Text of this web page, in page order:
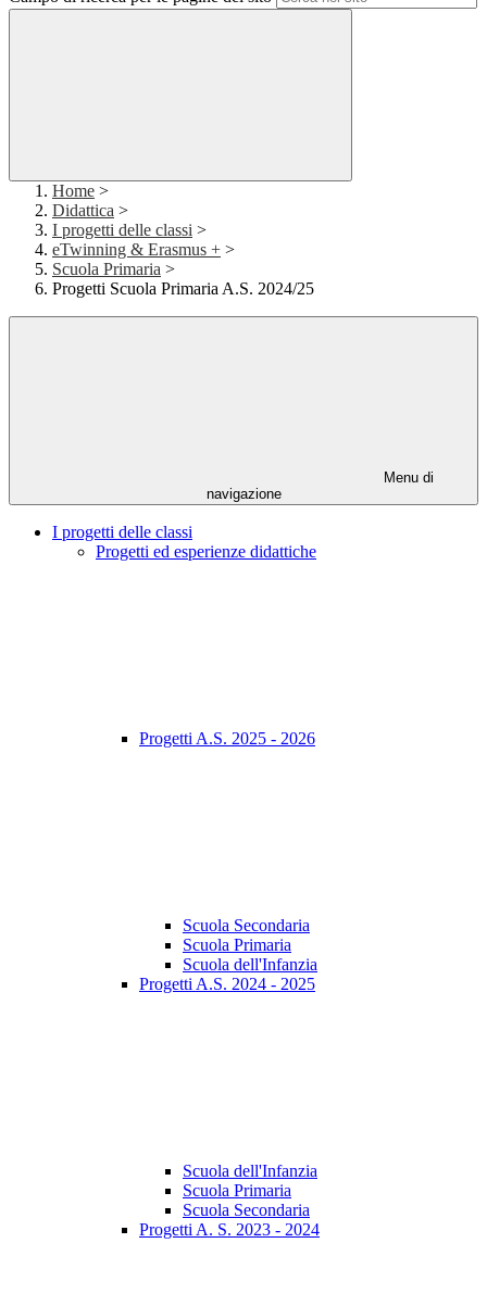
Home >
Didattica >
I progetti delle classi >
eTwinning & Erasmus + >
Scuola Primaria >
Progetti Scuola Primaria A.S. 2024/25
Menu di
navigazione
I progetti delle classi
Progetti ed esperienze didattiche
Progetti A.S. 2025 - 2026
Scuola Secondaria
Scuola Primaria
Scuola dell'Infanzia
Progetti A.S. 2024 - 2025
Scuola dell'Infanzia
Scuola Primaria
Scuola Secondaria
Progetti A. S. 2023 - 2024